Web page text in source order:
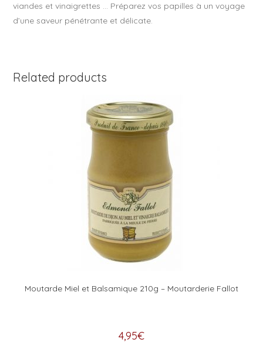
viandes et vinaigrettes … Préparez vos papilles à un voyage
d’une saveur pénétrante et délicate.
Related products
Moutarde Miel et Balsamique 210g – Moutarderie Fallot
4,95€